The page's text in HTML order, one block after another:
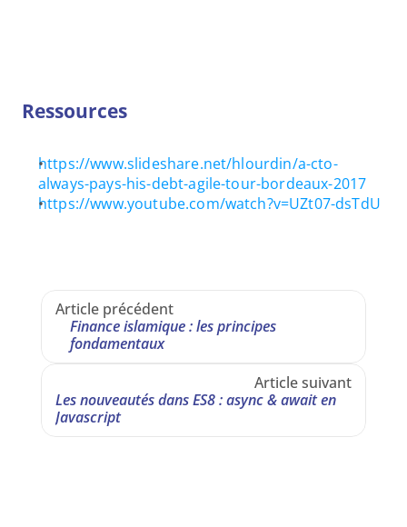
Ressources
https://www.slideshare.net/hlourdin/a-cto-
always-pays-his-debt-agile-tour-bordeaux-2017
https://www.youtube.com/watch?v=UZt07-dsTdU
Article précédent
Finance islamique : les principes
fondamentaux
Article suivant
Les nouveautés dans ES8 : async & await en
Javascript